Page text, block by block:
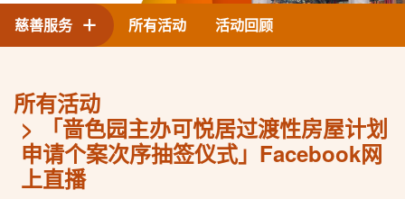
联络我们
所有活动 活动回顾
慈善服务
所有活动
「啬色园主办可悦居过渡性房屋计划
申请个案次序抽签仪式」Facebook网
上直播